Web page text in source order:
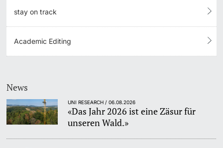
stay on track
Academic Editing
News
UNI RESEARCH / 06.08.2026
«Das Jahr 2026 ist eine Zäsur für
unseren Wald.»